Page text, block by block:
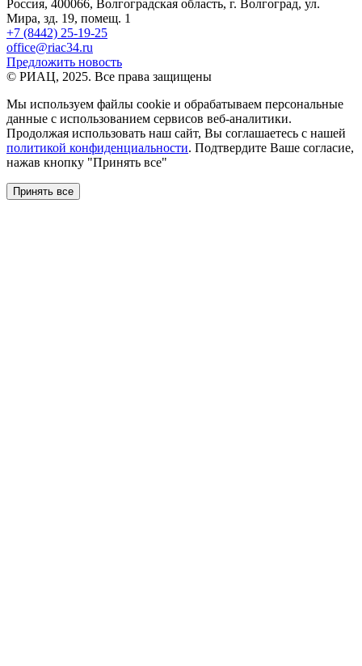
Россия, 400066, Волгоградская область, г. Волгоград, ул.
Мира, зд. 19, помещ. 1
+7 (8442) 25-19-25
office@riac34.ru
Предложить новость
© РИАЦ, 2025. Все права защищены
Мы используем файлы сookie и обрабатываем персональные
данные с использованием сервисов веб-аналитики.
Продолжая использовать наш сайт, Вы соглашаетесь с нашей
политикой конфиденциальности. Подтвердите Ваше согласие,
нажав кнопку "Принять все"
Принять все